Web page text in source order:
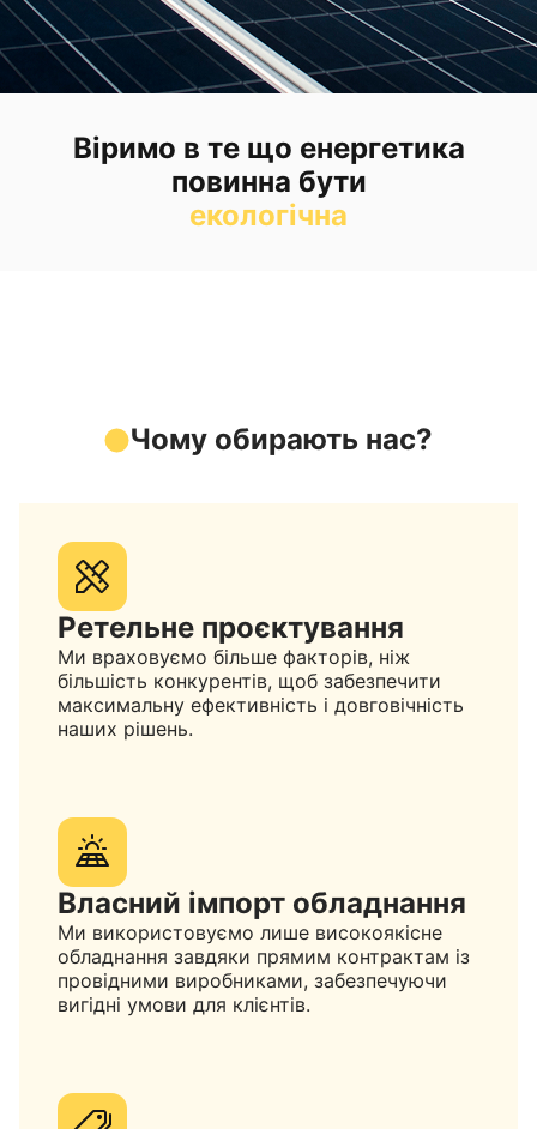
Віримо в те що енергетика
повинна бути
екологічна
Чому обирають нас?
Ретельне проєктування
Ми враховуємо більше факторів, ніж
більшість конкурентів, щоб забезпечити
максимальну ефективність і довговічність
наших рішень.
Власний імпорт обладнання
Ми використовуємо лише високоякісне
обладнання завдяки прямим контрактам із
провідними виробниками, забезпечуючи
вигідні умови для клієнтів.